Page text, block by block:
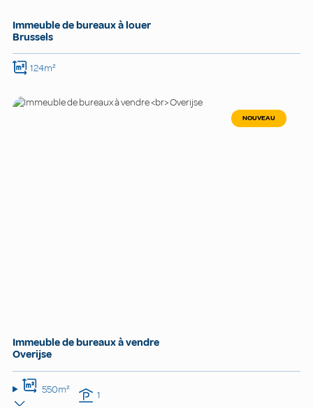
Immeuble de bureaux à louer
Brussels
124m²
NOUVEAU
Immeuble de bureaux à vendre
Overijse
550m² 1